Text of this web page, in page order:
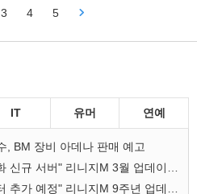
3 4 5
IT 유머 연예
, BM 장비 아데나 판매 예고